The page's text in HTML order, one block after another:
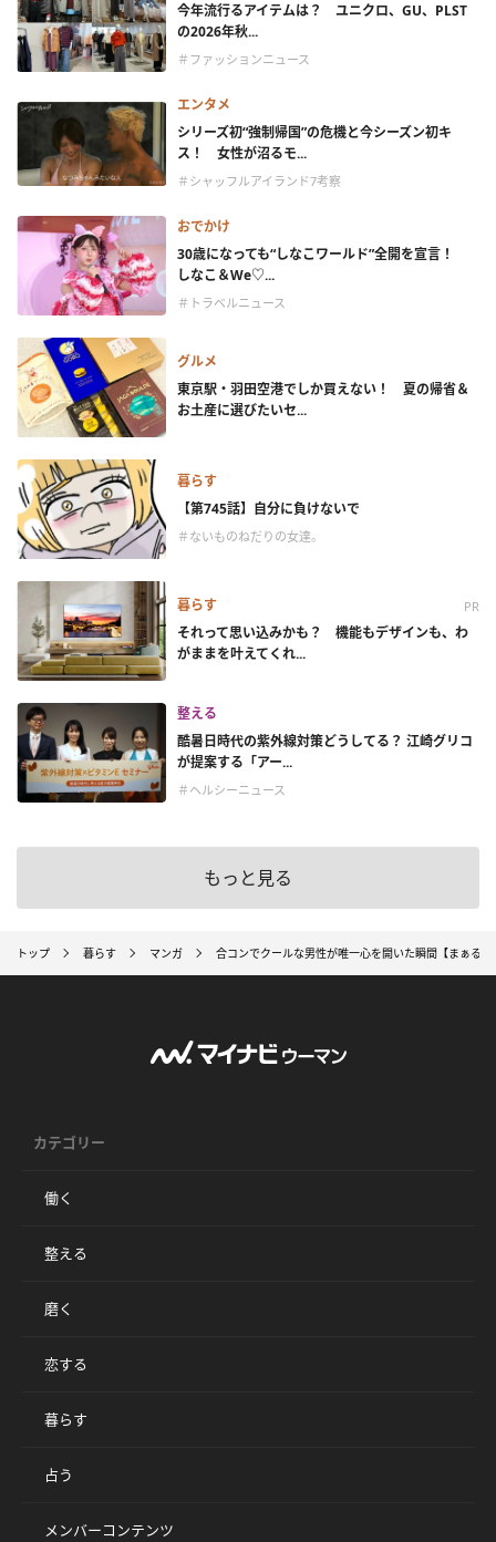
今年流行るアイテムは？ ユニクロ、GU、PLST
の2026年秋...
＃ファッションニュース
エンタメ
シリーズ初“強制帰国”の危機と今シーズン初キ
ス！ 女性が沼るモ...
＃シャッフルアイランド7考察
おでかけ
30歳になっても“しなこワールド”全開を宣言！
しなこ＆We♡...
＃トラベルニュース
グルメ
東京駅・羽田空港でしか買えない！ 夏の帰省＆
お土産に選びたいセ...
暮らす
【第745話】自分に負けないで
＃ないものねだりの女達。
暮らす PR
それって思い込みかも？ 機能もデザインも、わ
がままを叶えてくれ...
整える
酷暑日時代の紫外線対策どうしてる？ 江崎グリコ
が提案する「アー...
＃ヘルシーニュース
もっと見る
トップ 暮らす マンガ 合コンでクールな男性が唯一心を開いた瞬間【まぁる
カテゴリー
働く
整える
磨く
恋する
暮らす
占う
メンバーコンテンツ